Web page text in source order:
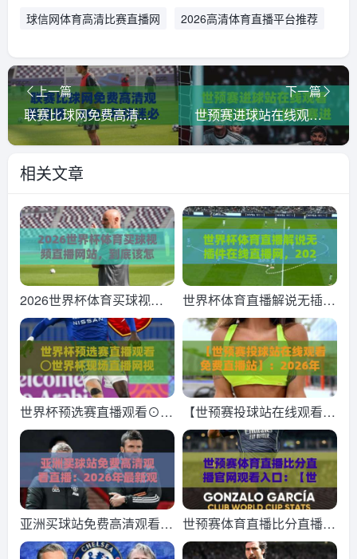
球信网体育高清比赛直播网 2026高清体育直播平台推荐
上一篇
联赛比球网免费高清观看直播，2026年球迷必看的终极观赛指南【联赛比球网】
下一篇
世预赛进球站在线观看免费直播站： (世预赛进球) 2026赛季全球球迷的实用观赛指南
相关文章
2026世界杯体育买球视频
直播网站，到底该怎么挑？
(2026世界杯体育买球视频
直播网站)
世界杯体育直播解说无插件
在线直播网，2026观赛新
姿势！
世界杯预选赛直播观看⊙世
界杯现场直播网视频直播网
站！2026年最全观赛指南
（世界杯预选赛直播观看）
【世预赛投球站在线观看免
费直播站】：2026年最全
观赛指南
亚洲买球站免费高清观看直
播：2026年最新观赛指南
世预赛体育直播比分直播官
网观看入口：【世预赛】20